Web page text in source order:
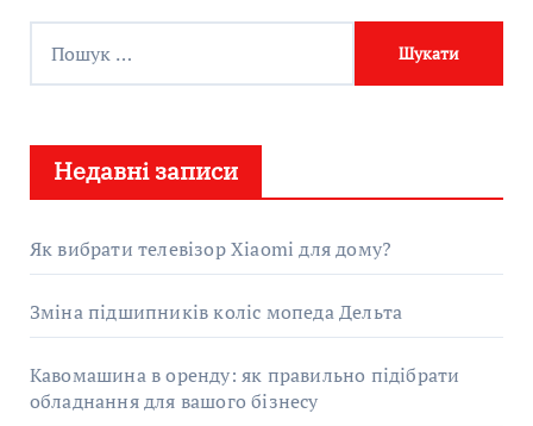
:
Недавні записи
Як вибрати телевізор Xiaomi для дому?
Зміна підшипників коліс мопеда Дельта
Кавомашина в оренду: як правильно підібрати
обладнання для вашого бізнесу